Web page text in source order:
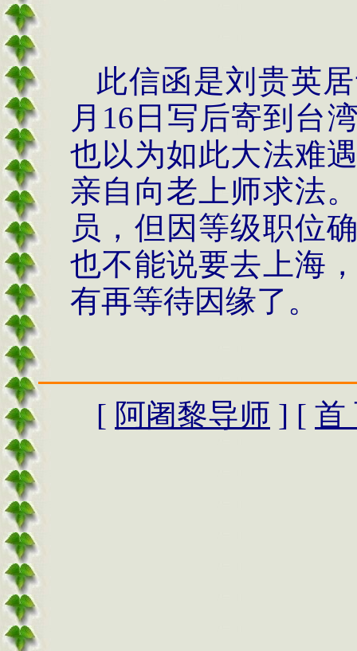
此信函是刘贵英
月16日写后寄到台
也以为如此大法难
亲自向老上师求法
员，但因等级职位
也不能说要去上海
有再等待因缘了。
[ 阿阇黎导师 ] [ 首